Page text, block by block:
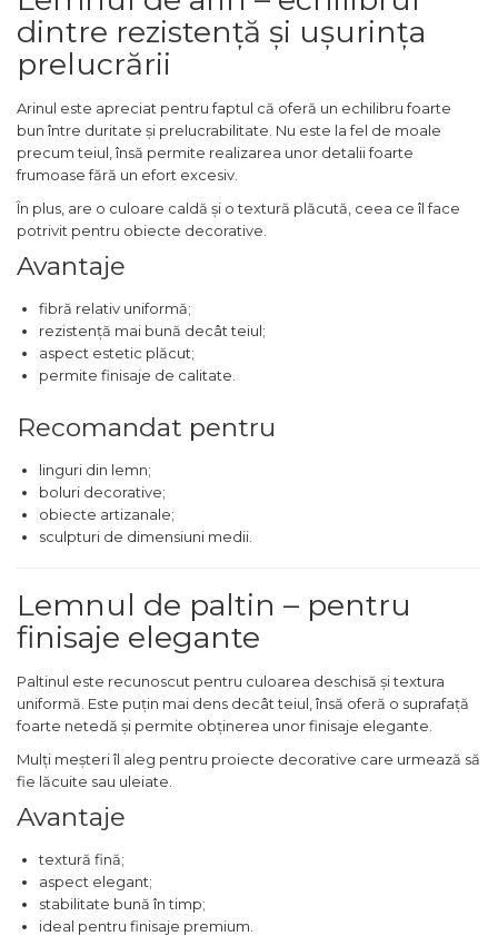
Unelte de Zugravit
Roata de Masurat
Lacate & Incuietori
Scripete Manual
Banc de lucru – tamplarie
Transpalet / carucior
transport marfa
Perie de Sarma
Poansoane Cifre & Litere
Adaptor Unghiular
Bormasina
Nicovala fierarie
Scari
Echipamente de Lucru &
Protectia Muncii
Pistol Spuma Poliuretanica
Termometru Infrarosu
tamplarie si alte domenii
Carlige de Ridicare
Dispozitive de Taiat si
Manipulat Sticla
dintre rezistență și ușurința
prelucrării
Arinul este apreciat pentru faptul că oferă un echilibru foarte
bun între duritate și prelucrabilitate. Nu este la fel de moale
precum teiul, însă permite realizarea unor detalii foarte
frumoase fără un efort excesiv.
În plus, are o culoare caldă și o textură plăcută, ceea ce îl face
potrivit pentru obiecte decorative.
Avantaje
fibră relativ uniformă;
rezistență mai bună decât teiul;
aspect estetic plăcut;
permite finisaje de calitate.
Recomandat pentru
linguri din lemn;
boluri decorative;
obiecte artizanale;
sculpturi de dimensiuni medii.
Lemnul de paltin – pentru
finisaje elegante
Paltinul este recunoscut pentru culoarea deschisă și textura
uniformă. Este puțin mai dens decât teiul, însă oferă o suprafață
foarte netedă și permite obținerea unor finisaje elegante.
Mulți meșteri îl aleg pentru proiecte decorative care urmează să
fie lăcuite sau uleiate.
Avantaje
textură fină;
aspect elegant;
stabilitate bună în timp;
ideal pentru finisaje premium.